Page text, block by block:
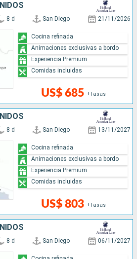
8 d San Diego 21/11/2026
US$ 685 +Tasas
Cocina refinada
Animaciones exclusivas a bordo
Experiencia Premium
Comidas incluidas
8 d San Diego 13/11/2027
US$ 803 +Tasas
Cocina refinada
Animaciones exclusivas a bordo
Experiencia Premium
Comidas incluidas
8 d San Diego 06/11/2027